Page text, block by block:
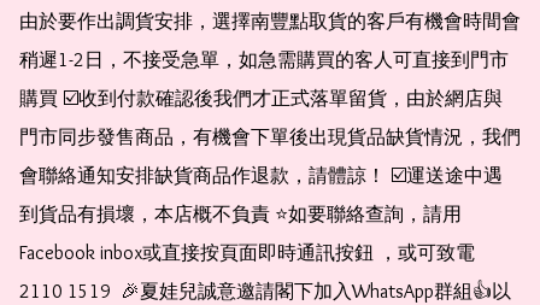
由於要作出調貨安排，選擇南豐點取貨的客戶有機會時間會
稍遲1-2日，不接受急單，如急需購買的客人可直接到門市
購買 ☑️收到付款確認後我們才正式落單留貨，由於網店與
門市同步發售商品，有機會下單後出現貨品缺貨情況，我們
會聯絡通知安排缺貨商品作退款，請體諒！ ☑️運送途中遇
到貨品有損壞，本店概不負責 ⭐️如要聯絡查詢，請用
Facebook inbox或直接按頁面即時通訊按鈕 ，或可致電
2110 1519  🎉夏娃兒誠意邀請閣下加入WhatsApp群組👍以